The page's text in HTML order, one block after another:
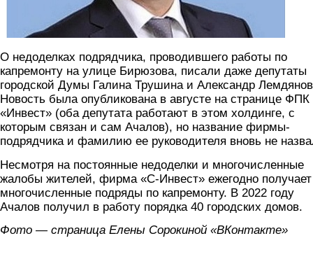
О недоделках подрядчика, проводившего работы по
капремонту на улице Бирюзова, писали даже депутаты
городской Думы Галина Трушина и Александр
Новость была опубликована в августе на странице ФПК
«Инвест» (оба депутата работают в этом холдинге, с
которым связан и сам Ачалов), но название фирмы-
подрядчика и фамилию ее руководителя вновь не
Несмотря на постоянные недоделки и многочисленные
жалобы жителей, фирма «С-Инвест» ежегодно получает
многочисленные подряды по капремонту. В 2022 году
Ачалов получил в работу порядка 40 городских домов.
Фото — страница Елены Сорокиной «ВКонтакте»